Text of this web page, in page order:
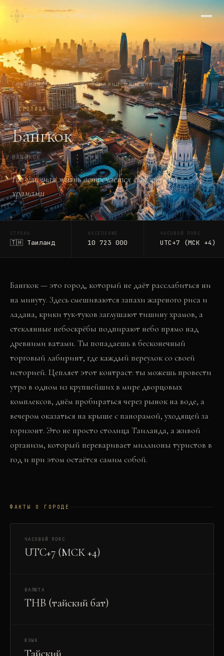
RAZVEDKA·WORLD
Главная/Страны/🇹🇭 Таиланд/Бангкок
СТОЛИЦА
Бангкок
BANGKOK
Где уличная жизнь встречается с золотыми
храмами
СТРАНА
🇹🇭 Таиланд
НАСЕЛЕНИЕ
10 723 000
ЧАСОВОЙ ПОЯС
UTC+7 (МСК +4)
Бангкок — это город, который не даёт расслабиться ни
на минуту. Здесь смешиваются запахи жареного риса и
ладана, крики тук-туков заглушают тишину храмов, а
стеклянные небоскрёбы подпирают небо прямо над
древними ватами. Ты попадаешь в бесконечный
торговый лабиринт, где каждый переулок со своей
историей. Цепляет этот контраст: ты можешь провести
утро в одном из крупнейших в мире дворцовых
комплексов, днём пробираться через рынок на воде, а
вечером оказаться на крыше с панорамой, уходящей за
горизонт. Это не просто столица Таиланда, а живой
организм, который переваривает миллионы туристов в
год и при этом остаётся самим собой.
ФАКТЫ О ГОРОДЕ
ЧАСОВОЙ ПОЯС
UTC+7 (МСК +4)
ВАЛЮТА
THB (тайский бат)
ЯЗЫК